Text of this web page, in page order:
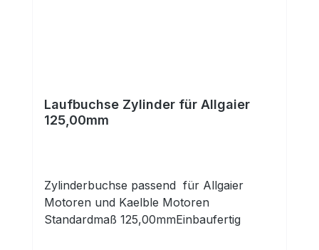
Laufbuchse Zylinder für Allgaier
125,00mm
Zylinderbuchse passend für Allgaier
Motoren und Kaelble Motoren
Standardmaß 125,00mmEinbaufertig